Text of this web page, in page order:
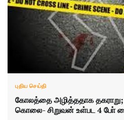
புதிய செய்தி
கோலத்தை அழித்ததாக
கொலை- சிறுவன் உள்பட 4 போ்